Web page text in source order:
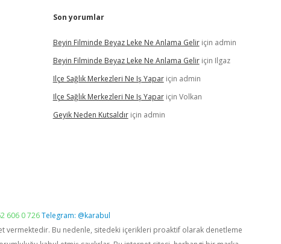
Son yorumlar
Beyin Filminde Beyaz Leke Ne Anlama Geliriçin admin
Beyin Filminde Beyaz Leke Ne Anlama Geliriçin Ilgaz
Ilçe Sağlık Merkezleri Ne Iş Yapariçin admin
Ilçe Sağlık Merkezleri Ne Iş Yapariçin Volkan
Geyik Neden Kutsaldıriçin admin
606 0 726Telegram: @karabul
vermektedir. Bu nedenle, sitedeki içerikleri proaktif olarak denetleme